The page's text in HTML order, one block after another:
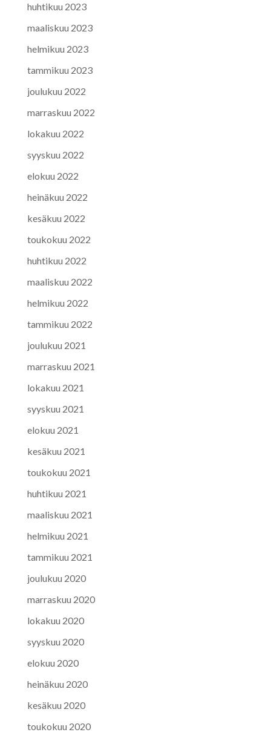
huhtikuu 2023
maaliskuu 2023
helmikuu 2023
tammikuu 2023
joulukuu 2022
marraskuu 2022
lokakuu 2022
syyskuu 2022
elokuu 2022
heinäkuu 2022
kesäkuu 2022
toukokuu 2022
huhtikuu 2022
maaliskuu 2022
helmikuu 2022
tammikuu 2022
joulukuu 2021
marraskuu 2021
lokakuu 2021
syyskuu 2021
elokuu 2021
kesäkuu 2021
toukokuu 2021
huhtikuu 2021
maaliskuu 2021
helmikuu 2021
tammikuu 2021
joulukuu 2020
marraskuu 2020
lokakuu 2020
syyskuu 2020
elokuu 2020
heinäkuu 2020
kesäkuu 2020
toukokuu 2020